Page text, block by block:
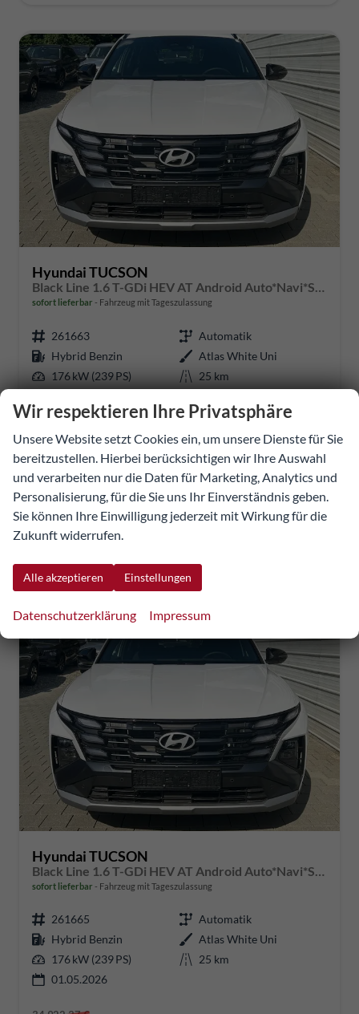
Hyundai TUCSON
Black Line 1.6 T-GDi HEV AT Android Auto*Navi*SHZ*Kamera*2Z Klimaauto*
sofort lieferbar Fahrzeug mit Tageszulassung
261663
Automatik
Hybrid Benzin
Atlas White Uni
176 kW (239 PS)
25 km
34.799,11 €
UVP:43.351,26 €
incl. 20% MwSt.
inkl. NoVA
Details
Verbrauch kombiniert:
CO2 -Emissionen:126,00 g/km
Hyundai TUCSON
Black Line 1.6 T-GDi HEV AT Android Auto*Navi*SHZ*Kamera*2Z Klimaauto*
sofort lieferbar Fahrzeug mit Tageszulassung
261665
Automatik
Hybrid Benzin
Atlas White Uni
176 kW (239 PS)
25 km
01.05.2026
Wir respektieren Ihre Privatsphäre
Unsere Website setzt Cookies ein, um unsere Dienste für Sie
bereitzustellen. Hierbei berücksichtigen wir Ihre Auswahl
und verarbeiten nur die Daten für Marketing, Analytics und
Personalisierung, für die Sie uns Ihr Einverständnis geben.
Sie können Ihre Einwilligung jederzeit mit Wirkung für die
Zukunft widerrufen.
Alle akzeptieren Einstellungen
Datenschutzerklärung Impressum